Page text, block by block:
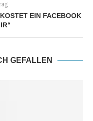
EIN FACEBOOK
GEFALLEN